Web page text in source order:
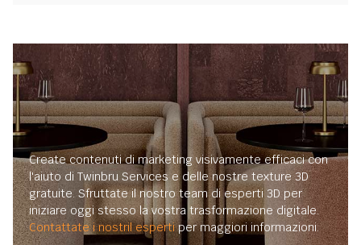
Create contenuti di marketing visivamente efficaci con
l'aiuto di Twinbru Services e delle nostre texture 3D
gratuite. Sfruttate il nostro team di esperti 3D per
iniziare oggi stesso la vostra trasformazione digitale.
Contattate i nostril espertiper maggiori informazioni.